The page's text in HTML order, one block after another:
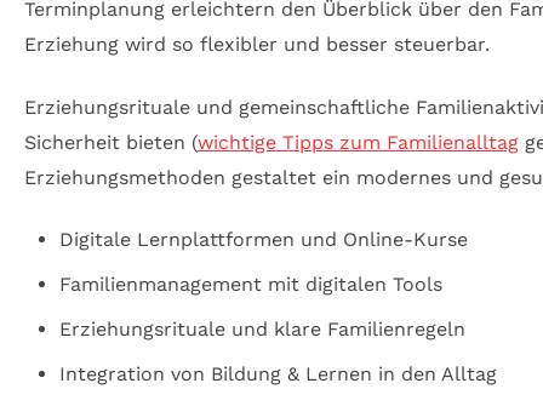
Terminplanung erleichtern den Überblick über den
Erziehung wird so flexibler und besser steuerbar.
Erziehungsrituale und gemeinschaftliche
Sicherheit bieten (wichtige Tipps zum Familienalltag
Erziehungsmethoden gestaltet ein modernes und
Digitale Lernplattformen und Online-Kurse
Familienmanagement mit digitalen Tools
Erziehungsrituale und klare Familienregeln
Integration von Bildung & Lernen in den Alltag